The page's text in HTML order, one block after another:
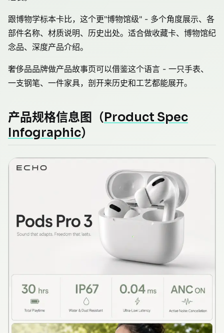
跟博物学标本卡比，这个更"博物馆级" - 多个角度展示、各
部件名称、材质说明、历史出处。适合做收藏卡、博物馆纪
念品、深度产品介绍。
奢侈品品牌做产品故事页可以借鉴这个语言 - 一只手表、
一支钢笔、一件家具，剖开来历史和工艺都能展开。
产品规格信息图（Product Spec
Infographic）